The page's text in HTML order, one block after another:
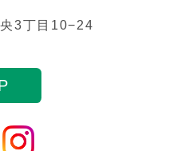
3丁目10−24